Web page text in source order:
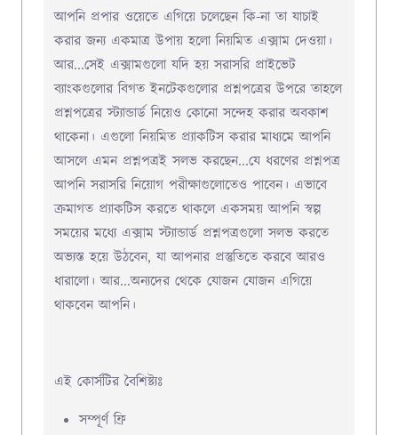
আপনি প্রপার ওয়েতে এগিয়ে চলেছেন কি-না তা যাচাই
করার জন্য একমাত্র উপায় হলো নিয়মিত এক্সাম দেওয়া।
আর...সেই এক্সামগুলো যদি হয় সরাসরি প্রাইভেট
ব্যাংকগুলোর বিগত ইনটেকগুলোর প্রশ্নপত্রের উপরে তাহলে
প্রশ্নপত্রের স্ট্যান্ডার্ড নিয়েও কোনো সন্দেহ করার অবকাশ
থাকেনা। এগুলো নিয়মিত প্র্যাকটিস করার মাধ্যমে আপনি
আসলে এমন প্রশ্নপত্রই সলভ করছেন...যে ধরণের প্রশ্নপত্র
আপনি সরাসরি নিয়োগ পরীক্ষাগুলোতেও পাবেন। এভাবে
ক্রমাগত প্র্যাকটিস করতে থাকলে একসময় আপনি স্বল্প
সময়ের মধ্যে এক্সাম স্ট্যান্ডার্ড প্রশ্নপত্রগুলো সলভ করতে
অভ্যস্ত হয়ে উঠবেন, যা আপনার প্রস্তুতিতে করবে আরও
ধারালো। আর...অন্যদের থেকে যোজন যোজন এগিয়ে
থাকবেন আপনি।
এই কোর্সটির বৈশিষ্ট্যঃ
সম্পূর্ণ ফ্রি